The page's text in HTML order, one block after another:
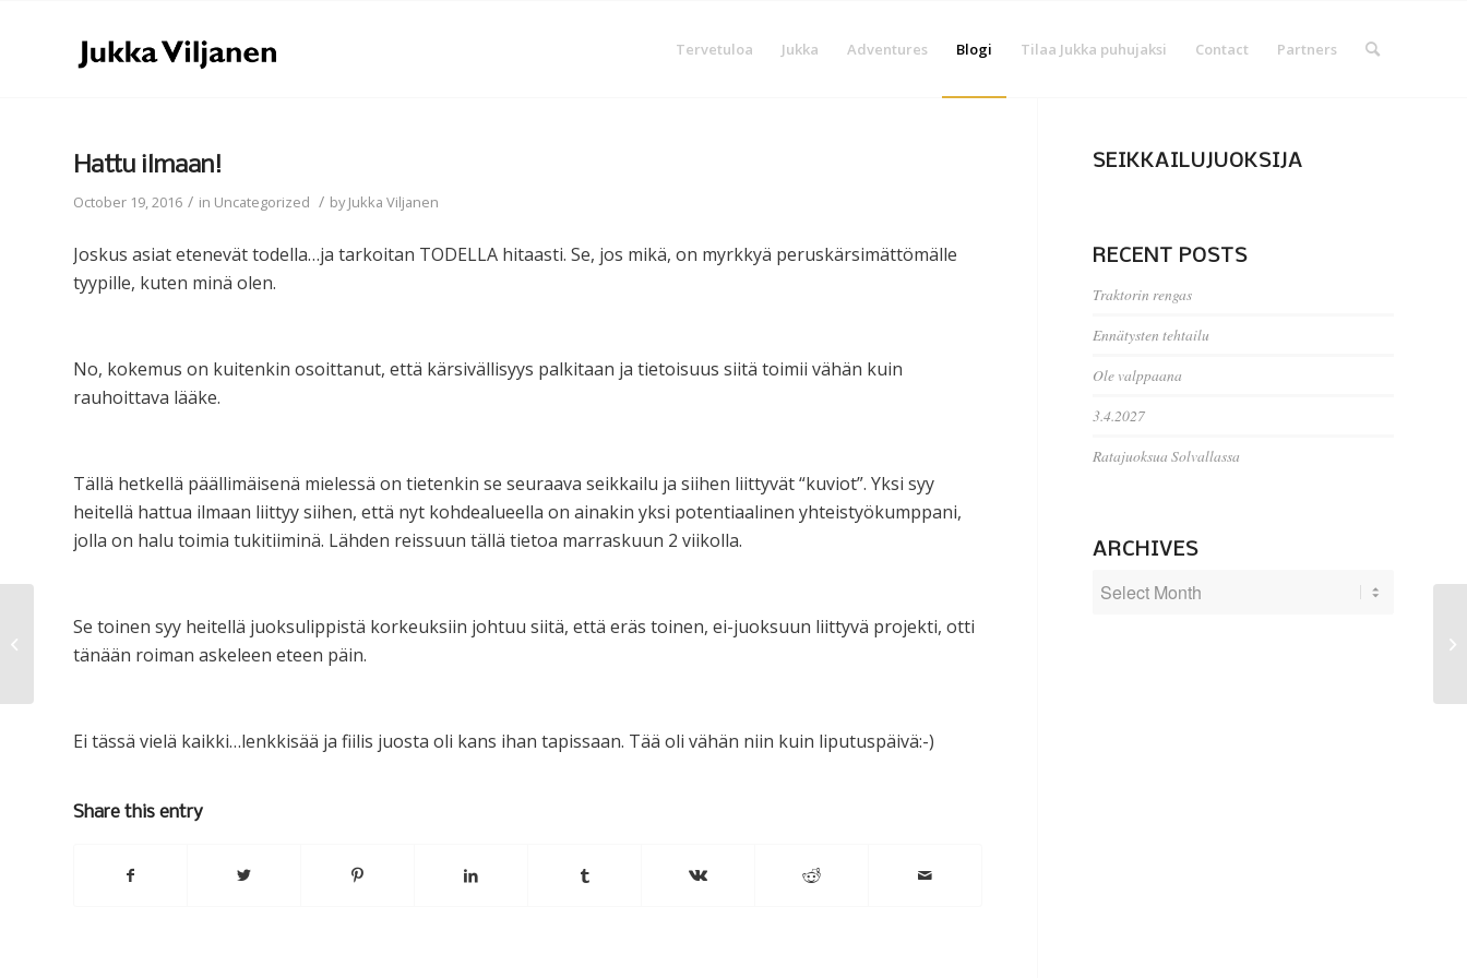
Tervetuloa Jukka Adventures Blogi Tilaa Jukka puhujaksi Contact Partners
Hattu ilmaan!
October 19, 2016 / in Uncategorized / byJukka Viljanen
Joskus asiat etenevät todella…ja tarkoitan TODELLA hitaasti. Se, jos mikä, on myrkkyä peruskärsimättömälle
tyypille, kuten minä olen.
No, kokemus on kuitenkin osoittanut, että kärsivällisyys palkitaan ja tietoisuus siitä toimii vähän kuin
rauhoittava lääke.
Tällä hetkellä päällimäisenä mielessä on tietenkin se seuraava seikkailu ja siihen liittyvät “kuviot”. Yksi syy
heitellä hattua ilmaan liittyy siihen, että nyt kohdealueella on ainakin yksi potentiaalinen yhteistyökumppani,
jolla on halu toimia tukitiiminä. Lähden reissuun tällä tietoa marraskuun 2 viikolla.
Se toinen syy heitellä juoksulippistä korkeuksiin johtuu siitä, että eräs toinen, ei-juoksuun liittyvä projekti, otti
tänään roiman askeleen eteen päin.
Ei tässä vielä kaikki…lenkkisää ja fiilis juosta oli kans ihan tapissaan. Tää oli vähän niin kuin liputuspäivä:-)
Share this entry
SEIKKAILUJUOKSIJA
RECENT POSTS
Traktorin rengas
Ennätysten tehtailu
Ole valppaana
3.4.2027
Ratajuoksua Solvallassa
ARCHIVES